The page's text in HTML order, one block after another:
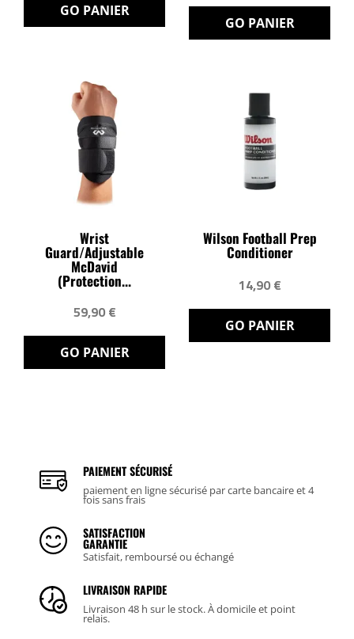
GO PANIER
GO PANIER
Wrist
Guard/Adjustable
McDavid
(protection...
59,90 €
GO PANIER
Wilson Football Prep
Conditioner
14,90 €
GO PANIER
PAIEMENT SÉCURISÉ
paiement en ligne sécurisé par carte bancaire et 4
fois sans frais
SATISFACTION
GARANTIE
Satisfait, remboursé ou échangé
LIVRAISON RAPIDE
Livraison 48 h sur le stock. À domicile et point
relais.